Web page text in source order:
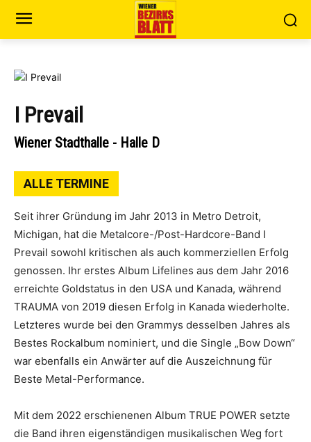
I Prevail
Wiener Stadthalle - Halle D
ALLE TERMINE
Seit ihrer Gründung im Jahr 2013 in Metro Detroit,
Michigan, hat die Metalcore-/Post-Hardcore-Band I
Prevail sowohl kritischen als auch kommerziellen Erfolg
genossen. Ihr erstes Album Lifelines aus dem Jahr 2016
erreichte Goldstatus in den USA und Kanada, während
TRAUMA von 2019 diesen Erfolg in Kanada wiederholte.
Letzteres wurde bei den Grammys desselben Jahres als
Bestes Rockalbum nominiert, und die Single „Bow Down“
war ebenfalls ein Anwärter auf die Auszeichnung für
Beste Metal-Performance.
Mit dem 2022 erschienenen Album TRUE POWER setzte
die Band ihren eigenständigen musikalischen Weg fort